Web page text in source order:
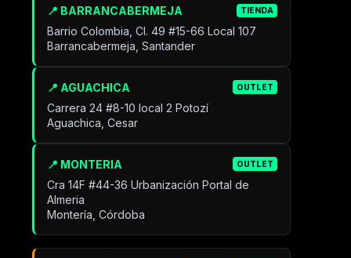
📍 BARRANCABERMEJA TIENDA
Barrio Colombia, Cl. 49 #15-66 Local 107
Barrancabermeja, Santander
📍 AGUACHICA OUTLET
Carrera 24 #8-10 local 2 Potozí
Aguachica, Cesar
📍 MONTERIA OUTLET
Cra 14F #44-36 Urbanización Portal de
Almeria
Montería, Córdoba